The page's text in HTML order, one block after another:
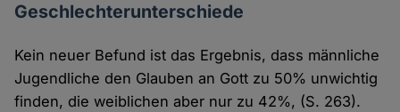
Geschlechterunterschiede
Kein neuer Befund ist das Ergebnis, dass männliche
Jugendliche den Glauben an Gott zu 50% unwichtig
finden, die weiblichen aber nur zu 42%, (S. 263).